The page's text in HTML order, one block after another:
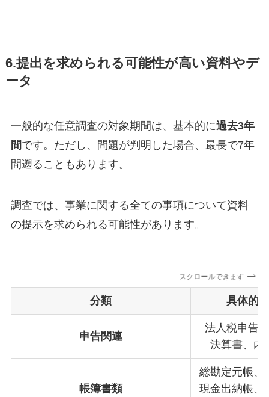
6.提出を求められる可能性が高い資料やデ
ータ
一般的な任意調査の対象期間は、基本的に過去3年
間です。ただし、問題が判明した場合、最長で7年
間遡ることもあります。
調査では、事業に関する全ての事項について資料
の提示を求められる可能性があります。
スクロールできます
分類 具体的
申告関連
法人税申告
決算書、内
帳簿書類
総勘定元帳、
現金出納帳、